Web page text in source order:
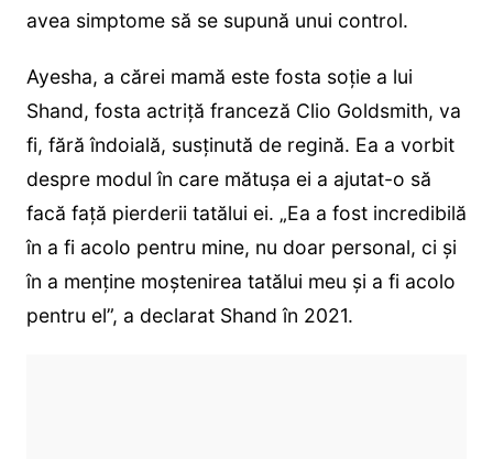
avea simptome să se supună unui control.
Ayesha, a cărei mamă este fosta soție a lui
Shand, fosta actriță franceză Clio Goldsmith, va
fi, fără îndoială, susținută de regină. Ea a vorbit
despre modul în care mătușa ei a ajutat-o să
facă față pierderii tatălui ei. „Ea a fost incredibilă
în a fi acolo pentru mine, nu doar personal, ci și
în a menține moștenirea tatălui meu și a fi acolo
pentru el”, a declarat Shand în 2021.